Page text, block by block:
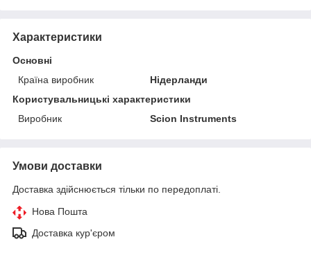
Характеристики
Основні
Країна виробник
Нідерланди
Користувальницькі характеристики
Виробник
Scion Instruments
Умови доставки
Доставка здійснюється тільки по передоплаті.
Нова Пошта
Доставка кур'єром